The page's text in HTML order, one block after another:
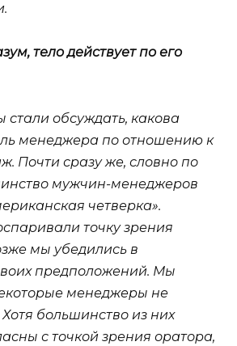
тело действует по его
обсуждать, какова
менеджера по отношению к
Почти сразу же, словно по
мужчин-менеджеров
четверка».
точку зрения
мы убедились в
предположений. Мы
менеджеры не
большинство из них
с точкой зрения оратора,